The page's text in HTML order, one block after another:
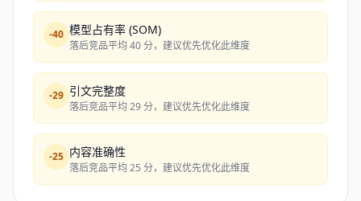
-40 模型占有率 (SOM)
落后竞品平均 40 分，建议优先优化此维度
-29 引文完整度
落后竞品平均 29 分，建议优先优化此维度
-25 内容准确性
落后竞品平均 25 分，建议优先优化此维度